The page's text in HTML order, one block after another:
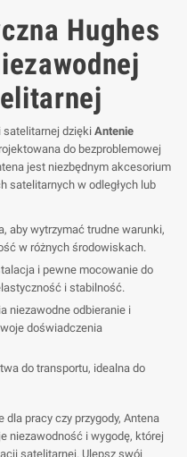
Hughes
dzięki Antenie
do bezproblemowej
jest niezbędnym akcesorium
satelitarnych w odległych lub
aby wytrzymać trudne warunki,
w różnych środowiskach.
i pewne mocowanie do
i stabilność.
niezawodne odbieranie i
doświadczenia
do transportu, idealna do
pracy czy przygody, Antena
niezawodność i wygodę, której
satelitarnej. Ulepsz swój